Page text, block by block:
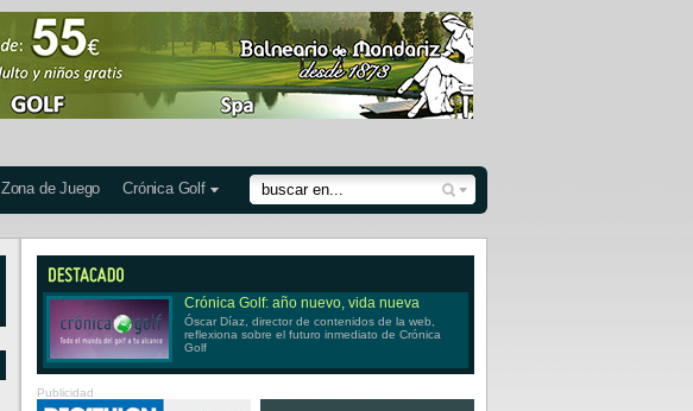
Zona de Juego Crónica Golf
Crónica Golf: año nuevo, vida nueva
Óscar Díaz, director de contenidos de la web,
reflexiona sobre el futuro inmediato de Crónica
Golf
Publicidad